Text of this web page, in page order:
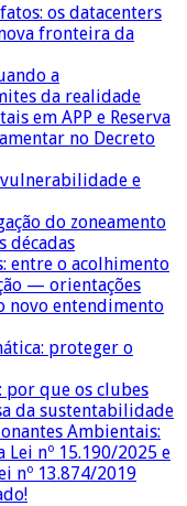
os datacenters
fronteira da
a
da realidade
em APP e Reserva
no Decreto
e
do zoneamento
décadas
entre o acolhimento
— orientações
novo entendimento
proteger o
por que os clubes
da sustentabilidade
Ambientais:
Lei nº 15.190/2025 e
nº 13.874/2019